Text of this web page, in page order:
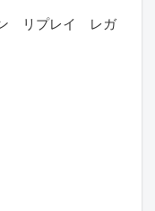
ン リプレイ レガ